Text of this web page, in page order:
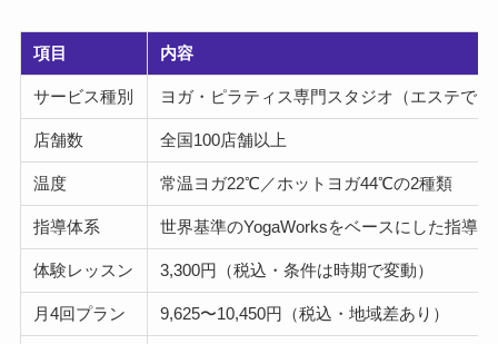
項目 内容
サービス種別 ヨガ・ピラティス専門スタジオ（エステで
店舗数 全国100店舗以上
温度 常温ヨガ22℃／ホットヨガ44℃の2種類
指導体系 世界基準のYogaWorksをベースにした指導
体験レッスン 3,300円（税込・条件は時期で変動）
月4回プラン 9,625〜10,450円（税込・地域差あり）